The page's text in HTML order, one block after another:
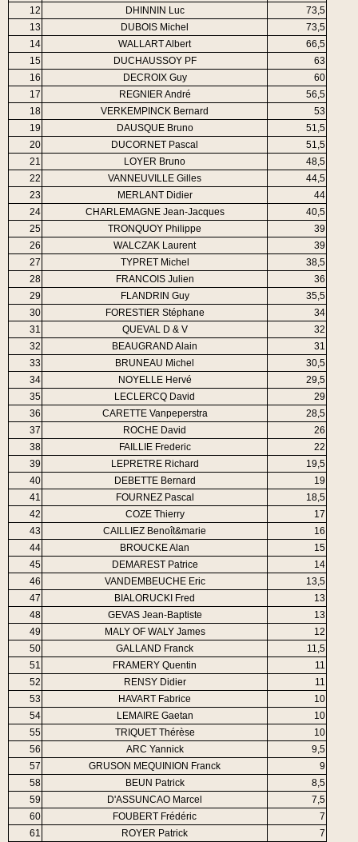
12
DHINNIN Luc
73,5
13
DUBOIS Michel
73,5
14
WALLART Albert
66,5
15
DUCHAUSSOY PF
63
16
DECROIX Guy
60
17
REGNIER André
56,5
18
VERKEMPINCK Bernard
53
19
DAUSQUE Bruno
51,5
20
DUCORNET Pascal
51,5
21
LOYER Bruno
48,5
22
VANNEUVILLE Gilles
44,5
23
MERLANT Didier
44
24
CHARLEMAGNE Jean-Jacques
40,5
25
TRONQUOY Philippe
39
26
WALCZAK Laurent
39
27
TYPRET Michel
38,5
28
FRANCOIS Julien
36
29
FLANDRIN Guy
35,5
30
FORESTIER Stéphane
34
31
QUEVAL D & V
32
32
BEAUGRAND Alain
31
33
BRUNEAU Michel
30,5
34
NOYELLE Hervé
29,5
35
LECLERCQ David
29
36
CARETTE Vanpeperstra
28,5
37
ROCHE David
26
38
FAILLIE Frederic
22
39
LEPRETRE Richard
19,5
40
DEBETTE Bernard
19
41
FOURNEZ Pascal
18,5
42
COZE Thierry
17
43
CAILLIEZ Benoît&marie
16
44
BROUCKE Alan
15
45
DEMAREST Patrice
14
46
VANDEMBEUCHE Eric
13,5
47
BIALORUCKI Fred
13
48
GEVAS Jean-Baptiste
13
49
MALY OF WALY James
12
50
GALLAND Franck
11,5
51
FRAMERY Quentin
11
52
RENSY Didier
11
53
HAVART Fabrice
10
54
LEMAIRE Gaetan
10
55
TRIQUET Thérèse
10
56
ARC Yannick
9,5
57
GRUSON MEQUINION Franck
9
58
BEUN Patrick
8,5
59
D'ASSUNCAO Marcel
7,5
60
FOUBERT Frédéric
7
61
ROYER Patrick 7